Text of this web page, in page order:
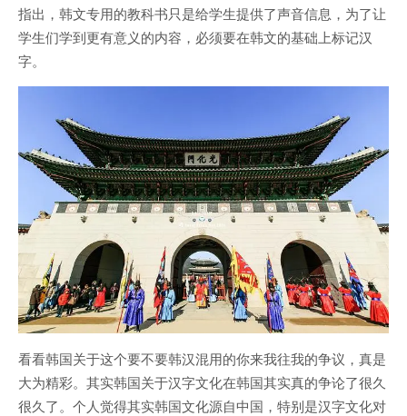
指出，韩文专用的教科书只是给学生提供了声音信息，为了让
学生们学到更有意义的内容，必须要在韩文的基础上标记汉
字。
看看韩国关于这个要不要韩汉混用的你来我往我的争议，真是
大为精彩。其实韩国关于汉字文化在韩国其实真的争论了很久
很久了。个人觉得其实韩国文化源自中国，特别是汉字文化对